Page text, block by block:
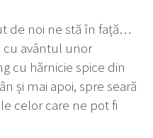
de noi ne stă în față…
avântul unor
cu hărnicie spice din
și mai apoi, spre seară
celor care ne pot fi